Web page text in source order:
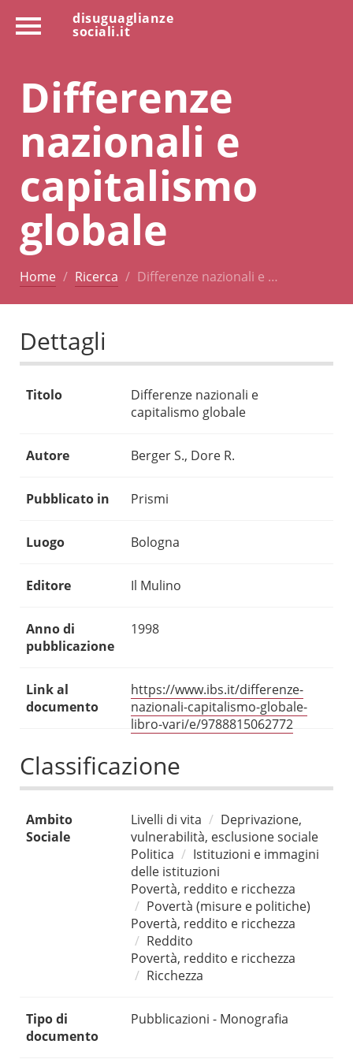
disuguaglianze
sociali.it
Differenze
nazionali e
capitalismo
globale
Home Ricerca Differenze nazionali e …
Dettagli
Titolo
Differenze nazionali e
capitalismo globale
Autore Berger S., Dore R.
Pubblicato in Prismi
Luogo Bologna
Editore Il Mulino
Anno di
pubblicazione
1998
Link al
documento
https://www.ibs.it/differenze-
nazionali-capitalismo-globale-
libro-vari/e/9788815062772
Classificazione
Ambito
Sociale
Livelli di vita
Deprivazione,
vulnerabilità, esclusione sociale
Politica
Istituzioni e immagini
delle istituzioni
Povertà, reddito e ricchezza
Povertà (misure e politiche)
Povertà, reddito e ricchezza
Reddito
Povertà, reddito e ricchezza
Ricchezza
Tipo di
documento
Pubblicazioni - Monografia